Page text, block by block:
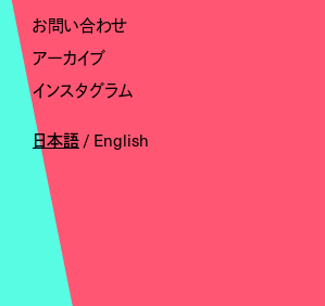
お問い合わせ
アーカイブ
インスタグラム
日本語 / English